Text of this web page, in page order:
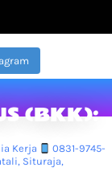
(BKK):
Kerja
0831-9745-
Situraja,